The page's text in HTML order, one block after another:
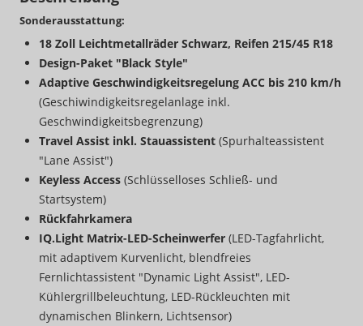
Sonderausstattung:
18 Zoll Leichtmetallräder Schwarz, Reifen 215/45 R18
Design-Paket "Black Style"
Adaptive Geschwindigkeitsregelung ACC bis 210 km/h
(Geschiwindigkeitsregelanlage inkl.
Geschwindigkeitsbegrenzung)
Travel Assist inkl. Stauassistent (Spurhalteassistent
"Lane Assist")
Keyless Access (Schlüsselloses Schließ- und
Startsystem)
Rückfahrkamera
IQ.Light Matrix-LED-Scheinwerfer (LED-Tagfahrlicht,
mit adaptivem Kurvenlicht, blendfreies
Fernlichtassistent "Dynamic Light Assist", LED-
Kühlergrillbeleuchtung, LED-Rückleuchten mit
dynamischen Blinkern, Lichtsensor)